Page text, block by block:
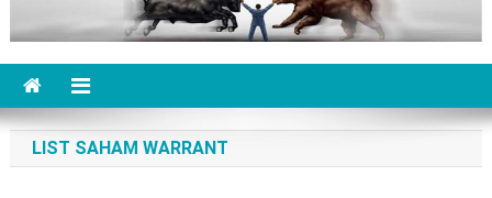
LIST SAHAM WARRANT